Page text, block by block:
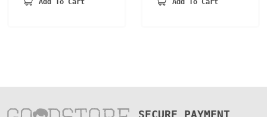
Add To Cart Add To Cart